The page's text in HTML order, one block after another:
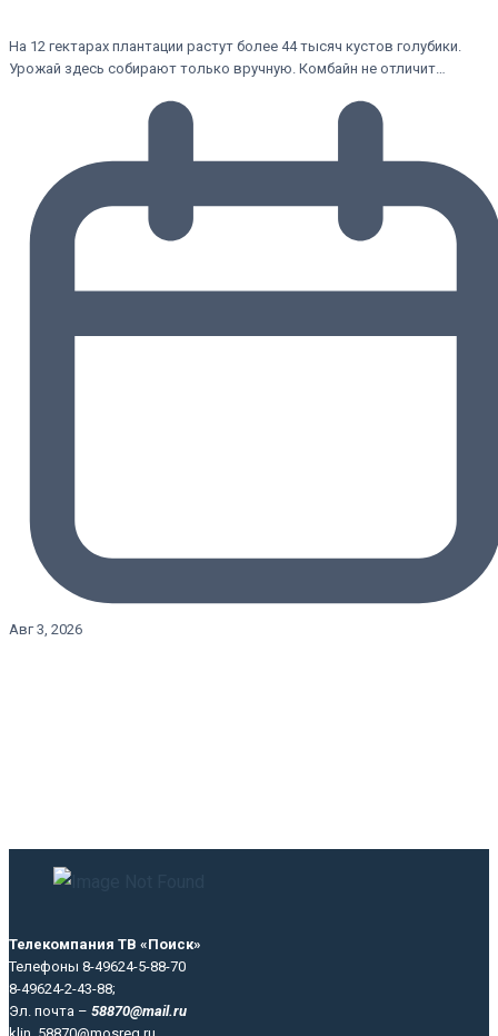
На 12 гектарах плантации растут более 44 тысяч кустов голубики.
Урожай здесь собирают только вручную. Комбайн не отличит…
Авг 3, 2026
Телекомпания ТВ «Поиск»
Телефоны 8-49624-5-88-70
8-49624-2-43-88;
Эл. почта – 58870@mail.ru